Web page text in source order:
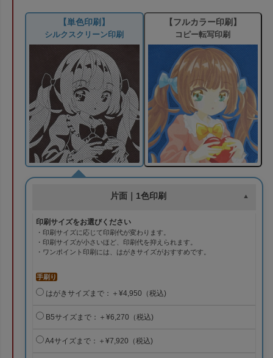
【単色印刷】
シルクスクリーン印刷
【フルカラー印刷】
コピー転写印刷
片面｜1色印刷
印刷サイズをお選びください
・印刷サイズに応じて印刷代が変わります。
・印刷サイズが小さいほど、印刷代を抑えられます。
・ワンポイント印刷には、はがきサイズがおすすめです。
手刷り
はがきサイズまで：＋¥4,950（税込)
B5サイズまで：＋¥6,270（税込)
A4サイズまで：＋¥7,920（税込)